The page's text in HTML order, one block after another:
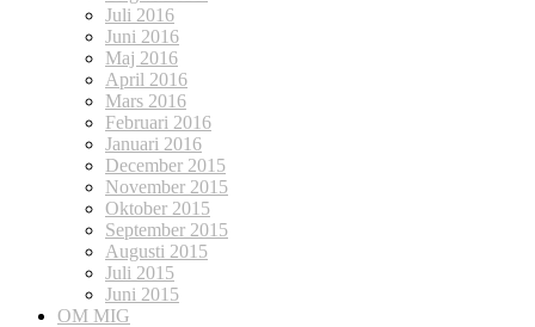
Juli 2016
Juni 2016
Maj 2016
April 2016
Mars 2016
Februari 2016
Januari 2016
December 2015
November 2015
Oktober 2015
September 2015
Augusti 2015
Juli 2015
Juni 2015
OM MIG